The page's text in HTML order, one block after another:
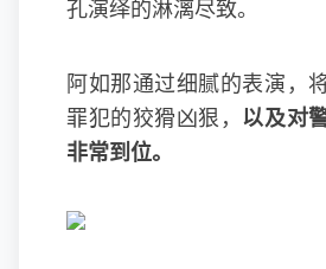
孔演绎的淋漓尽致。
阿如那通过细腻的表演，
罪犯的狡猾凶狠， 以及对
非常到位。